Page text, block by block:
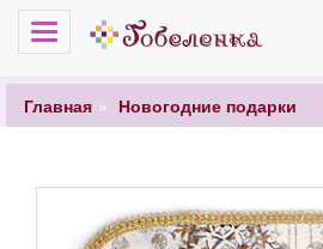
Меню
Главная Новогодние подарки